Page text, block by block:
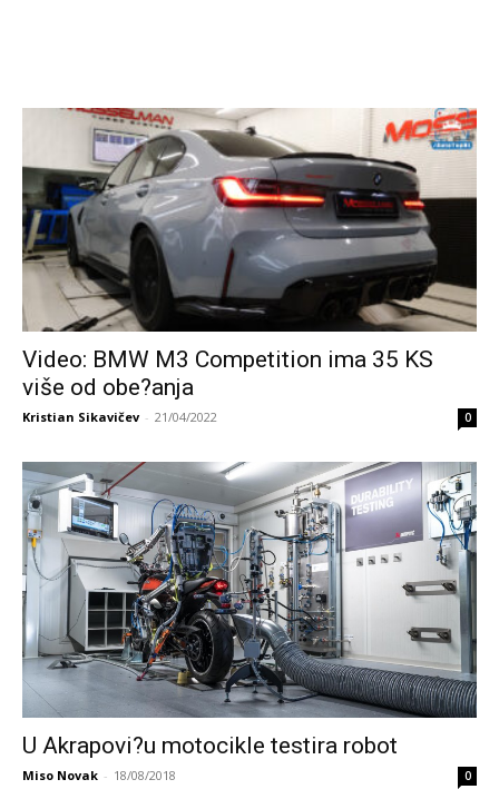
Video: BMW M3 Competition ima 35 KS
više od obe?anja
Kristian Sikavičev - 21/04/2022 0
U Akrapovi?u motocikle testira robot
Miso Novak - 18/08/2018 0